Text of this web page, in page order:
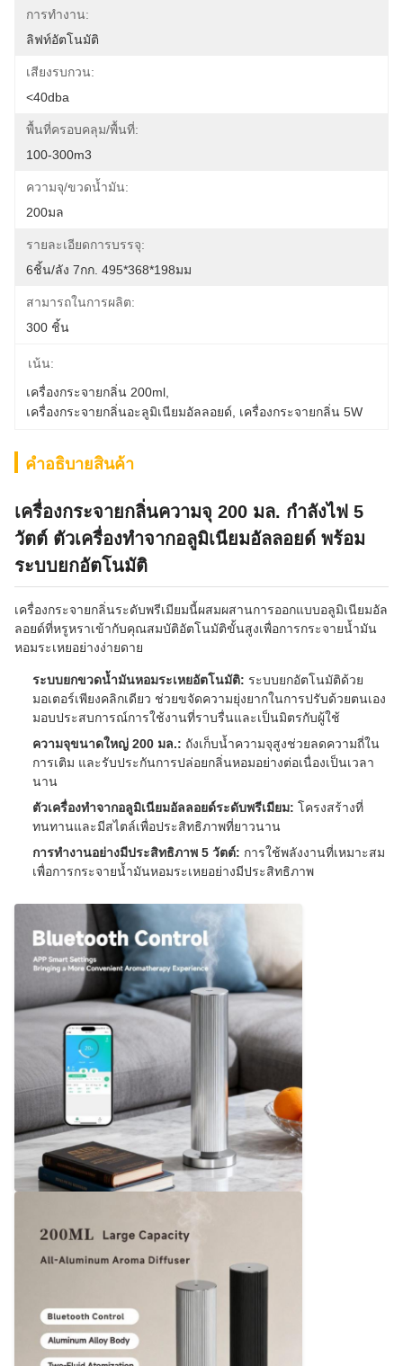
การทำงาน:
ลิฟท์อัตโนมัติ
เสียงรบกวน:
<40dba
พื้นที่ครอบคลุม/พื้นที่:
100-300m3
ความจุ/ขวดน้ำมัน:
200มล
รายละเอียดการบรรจุ:
6ชิ้น/ลัง 7กก. 495*368*198มม
สามารถในการผลิต:
300 ชิ้น
เน้น:
เครื่องกระจายกลิ่น 200ml
เครื่องกระจายกลิ่นอะลูมิเนียมอัลลอยด์
เครื่องกระจายกลิ่น 5W
คําอธิบายสินค้า
เครื่องกระจายกลิ่นความจุ 200 มล. กำลังไฟ 5
วัตต์ ตัวเครื่องทำจากอลูมิเนียมอัลลอยด์ พร้อม
ระบบยกอัตโนมัติ
เครื่องกระจายกลิ่นระดับพรีเมียมนี้ผสมผสานการออกแบบอลูมิเนียมอัล
ลอยด์ที่หรูหราเข้ากับคุณสมบัติอัตโนมัติขั้นสูงเพื่อการกระจายน้ำมัน
หอมระเหยอย่างง่ายดาย
ระบบยกขวดน้ำมันหอมระเหยอัตโนมัติ: ระบบยกอัตโนมัติด้วย
มอเตอร์เพียงคลิกเดียว ช่วยขจัดความยุ่งยากในการปรับด้วยตนเอง
มอบประสบการณ์การใช้งานที่ราบรื่นและเป็นมิตรกับผู้ใช้
ความจุขนาดใหญ่ 200 มล.: ถังเก็บน้ำความจุสูงช่วยลดความถี่ใน
การเติม และรับประกันการปล่อยกลิ่นหอมอย่างต่อเนื่องเป็นเวลา
นาน
ตัวเครื่องทำจากอลูมิเนียมอัลลอยด์ระดับพรีเมียม: โครงสร้างที่
ทนทานและมีสไตล์เพื่อประสิทธิภาพที่ยาวนาน
การทำงานอย่างมีประสิทธิภาพ 5 วัตต์: การใช้พลังงานที่เหมาะสม
เพื่อการกระจายน้ำมันหอมระเหยอย่างมีประสิทธิภาพ